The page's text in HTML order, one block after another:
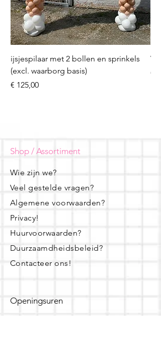
ijsjespilaar met 2 bollen en sprinkels
(excl. waarborg basis)
Prijs
€ 125,00
Prijs
€
Shop / Assortiment
Wie zijn we?
Veel gestelde vragen?
Algemene voorwaarden?
Privacy!
Huurvoorwaarden?
Duurzaamdheidsbeleid?
Contacteer ons!
Openingsuren